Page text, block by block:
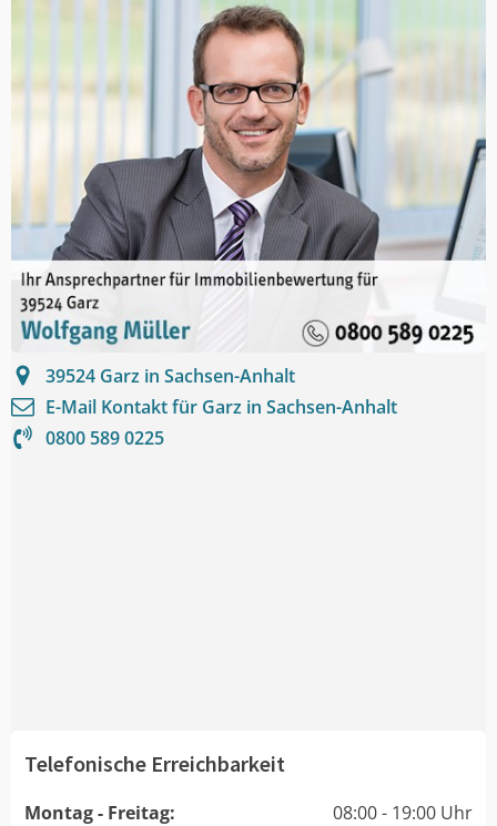
39524 Garz in Sachsen-Anhalt
E-Mail Kontakt für Garz in Sachsen-Anhalt
0800 589 0225
Telefonische Erreichbarkeit
Montag - Freitag:
08:00 - 19:00 Uhr